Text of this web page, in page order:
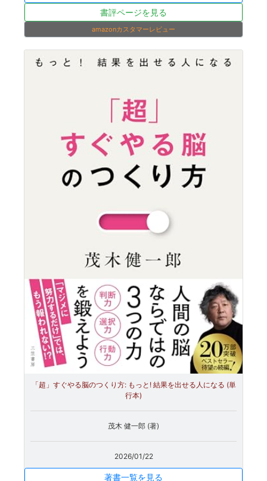
書評ページを見る
amazonカスタマーレビュー
「超」すぐやる脳のつくり方: もっと! 結果を出せる人になる (単
行本)
茂木 健一郎 (著)
2026/01/22
著書一覧を見る